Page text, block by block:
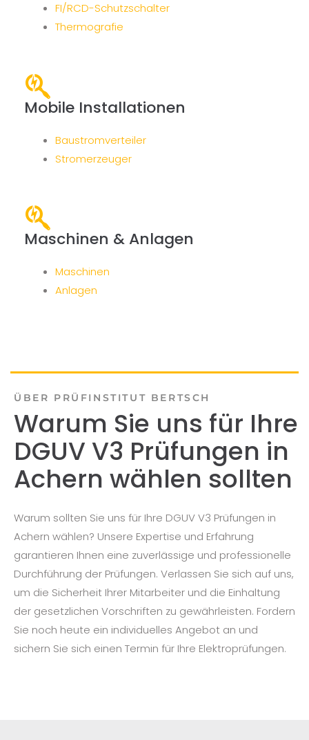
FI/RCD-Schutzschalter
Thermografie
Mobile Installationen
Baustromverteiler
Stromerzeuger
Maschinen & Anlagen
Maschinen
Anlagen
ÜBER PRÜFINSTITUT BERTSCH
Warum Sie uns für Ihre
DGUV V3 Prüfungen in
Achern wählen sollten
Warum sollten Sie uns für Ihre DGUV V3 Prüfungen in
Achern wählen? Unsere Expertise und Erfahrung
garantieren Ihnen eine zuverlässige und professionelle
Durchführung der Prüfungen. Verlassen Sie sich auf uns,
um die Sicherheit Ihrer Mitarbeiter und die Einhaltung
der gesetzlichen Vorschriften zu gewährleisten. Fordern
Sie noch heute ein individuelles Angebot an und
sichern Sie sich einen Termin für Ihre Elektroprüfungen.